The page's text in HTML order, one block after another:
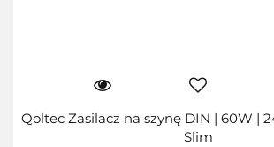
Qoltec Zasilacz na szynę DIN | 60W |
Slim